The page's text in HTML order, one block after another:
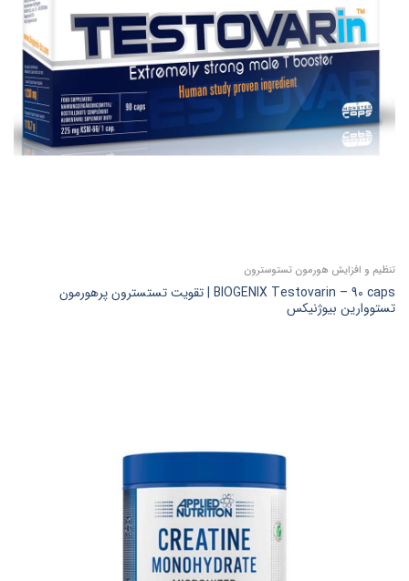
تنظیم و افزایش هورمون تستوسترون
BIOGENIX Testovarin – 90 caps | تقویت تستسترون پرهورمون
تستووارین بیوژنیکس